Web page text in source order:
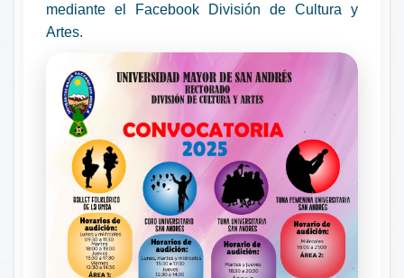
mediante el Facebook División de Cultura y
Artes.